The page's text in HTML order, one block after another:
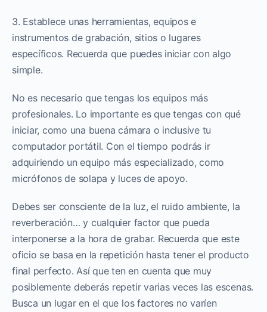
3. Establece unas herramientas, equipos e
instrumentos de grabación, sitios o lugares
específicos. Recuerda que puedes iniciar con algo
simple.
No es necesario que tengas los equipos más
profesionales. Lo importante es que tengas con qué
iniciar, como una buena cámara o inclusive tu
computador portátil. Con el tiempo podrás ir
adquiriendo un equipo más especializado, como
micrófonos de solapa y luces de apoyo.
Debes ser consciente de la luz, el ruido ambiente, la
reverberación… y cualquier factor que pueda
interponerse a la hora de grabar. Recuerda que este
oficio se basa en la repetición hasta tener el producto
final perfecto. Así que ten en cuenta que muy
posiblemente deberás repetir varias veces las escenas.
Busca un lugar en el que los factores no varíen